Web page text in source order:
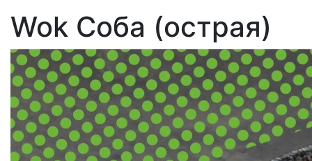
Wok Соба (острая)